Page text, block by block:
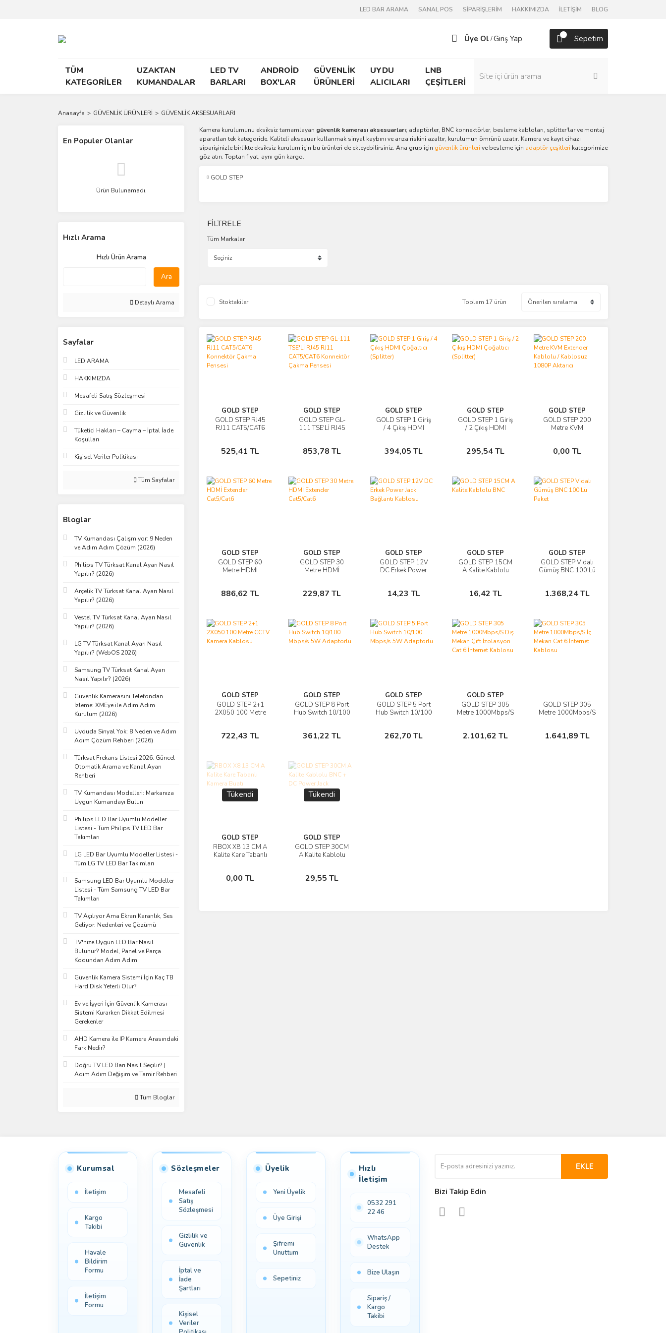
LED BAR ARAMA SANAL POS SİPARİŞLERİM HAKKIMIZDA İLETİŞİM BLOG
Üye Ol /Giriş Yap Sepetim
TÜM
KATEGORİLER
UZAKTAN
KUMANDALAR
LED TV
BARLARI
ANDROİD
BOX'LAR
GÜVENLİK
ÜRÜNLERİ
UYDU
ALICILARI
LNB
ÇEŞİTLERİ
Anasayfa GÜVENLİK ÜRÜNLERİ GÜVENLİK AKSESUARLARI
En Populer Olanlar
Ürün Bulunamadı.
Hızlı Arama
Hızlı Ürün Arama
Ara
Detaylı Arama
Sayfalar
LED ARAMA
HAKKIMIZDA
Mesafeli Satış Sözleşmesi
Gizlilik ve Güvenlik
Tüketici Hakları – Cayma – İptal İade
Koşulları
Kişisel Veriler Politikası
Tüm Sayfalar
Bloglar
TV Kumandası Çalışmıyor: 9 Neden
ve Adım Adım Çözüm (2026)
Philips TV Türksat Kanal Ayarı Nasıl
Yapılır? (2026)
Arçelik TV Türksat Kanal Ayarı Nasıl
Yapılır? (2026)
Vestel TV Türksat Kanal Ayarı Nasıl
Yapılır? (2026)
LG TV Türksat Kanal Ayarı Nasıl
Yapılır? (WebOS 2026)
Samsung TV Türksat Kanal Ayarı
Nasıl Yapılır? (2026)
Güvenlik Kamerasını Telefondan
İzleme: XMEye ile Adım Adım
Kurulum (2026)
Uyduda Sinyal Yok: 8 Neden ve Adım
Adım Çözüm Rehberi (2026)
Türksat Frekans Listesi 2026: Güncel
Otomatik Arama ve Kanal Ayarı
Rehberi
TV Kumandası Modelleri: Markanıza
Uygun Kumandayı Bulun
Philips LED Bar Uyumlu Modeller
Listesi - Tüm Philips TV LED Bar
Takımları
LG LED Bar Uyumlu Modeller Listesi -
Tüm LG TV LED Bar Takımları
Samsung LED Bar Uyumlu Modeller
Listesi - Tüm Samsung TV LED Bar
Takımları
TV Açılıyor Ama Ekran Karanlık, Ses
Geliyor: Nedenleri ve Çözümü
TV'nize Uygun LED Bar Nasıl
Bulunur? Model, Panel ve Parça
Kodundan Adım Adım
Güvenlik Kamera Sistemi İçin Kaç TB
Hard Disk Yeterli Olur?
Ev ve İşyeri İçin Güvenlik Kamerası
Sistemi Kurarken Dikkat Edilmesi
Gerekenler
AHD Kamera ile IP Kamera Arasındaki
Fark Nedir?
Doğru TV LED Barı Nasıl Seçilir? |
Adım Adım Değişim ve Tamir Rehberi
Tüm Bloglar
Kamera kurulumunu eksiksiz tamamlayan güvenlik kamerası aksesuarları; adaptörler, BNC konnektörler, besleme kabloları, splitter'lar ve montaj
aparatları tek kategoride. Kaliteli aksesuar kullanmak sinyal kaybını ve arıza riskini azaltır, kurulumun ömrünü uzatır. Kamera ve kayıt cihazı
siparişinizle birlikte eksiksiz kurulum için bu ürünleri de ekleyebilirsiniz. Ana grup için güvenlik ürünleri ve besleme için adaptör çeşitleri kategorimize
göz atın. Toptan fiyat, aynı gün kargo.
GOLD STEP
FİLTRELE
Tüm Markalar
Stoktakiler Toplam 17 ürün
GOLD STEP
GOLD STEP RJ45
RJ11 CAT5/CAT6
525,41 TL
İncele
Ekle
GOLD STEP
GOLD STEP GL-
111 TSE'Lİ RJ45
Pensesi
853,78 TL
İncele
Ekle
GOLD STEP
GOLD STEP 1 Giriş
/ 4 Çıkış HDMI
394,05 TL
İncele
Ekle
GOLD STEP
GOLD STEP 1 Giriş
/ 2 Çıkış HDMI
295,54 TL
İncele
Ekle
GOLD STEP
GOLD STEP 200
Metre KVM
Aktarıcı
0,00 TL
İncele
Ekle
GOLD STEP
GOLD STEP 60
Metre HDMİ
886,62 TL
İncele
Ekle
GOLD STEP
GOLD STEP 30
Metre HDMİ
229,87 TL
İncele
Ekle
GOLD STEP
GOLD STEP 12V
DC Erkek Power
14,23 TL
İncele
Ekle
GOLD STEP
GOLD STEP 15CM
A Kalite Kablolu
16,42 TL
İncele
Ekle
GOLD STEP
GOLD STEP Vidalı
Gümüş BNC 100'Lü
1.368,24 TL
İncele
Ekle
GOLD STEP
GOLD STEP 2+1
2X050 100 Metre
722,43 TL
İncele
Ekle
GOLD STEP
GOLD STEP 8 Port
Hub Switch 10/100
361,22 TL
İncele
Ekle
GOLD STEP
GOLD STEP 5 Port
Hub Switch 10/100
262,70 TL
İncele
Ekle
GOLD STEP
GOLD STEP 305
Metre 1000Mbps/S
İnternet Kablosu
2.101,62 TL
İncele
Ekle
GOLD STEP 305
Metre 1000Mbps/S
1.641,89 TL
İncele
Ekle
Tükendi
GOLD STEP
RBOX X8 13 CM A
Kalite Kare Tabanlı
0,00 TL
İncele
Yok
Tükendi
GOLD STEP
GOLD STEP 30CM
A Kalite Kablolu
29,55 TL
İncele
Yok
Kurumsal
İletişim
Kargo
Takibi
Havale
Bildirim
Formu
İletişim
Formu
Sözleşmeler
Mesafeli
Satış
Sözleşmesi
Gizlilik ve
Güvenlik
İptal ve
İade
Şartları
Kişisel
Veriler
Üyelik
Yeni Üyelik
Üye Girişi
Şifremi
Unuttum
Sepetiniz
Hızlı
İletişim
0532 291
22 46
WhatsApp
Destek
Bize Ulaşın
Sipariş /
Kargo
Takibi
EKLE
Bizi Takip Edin